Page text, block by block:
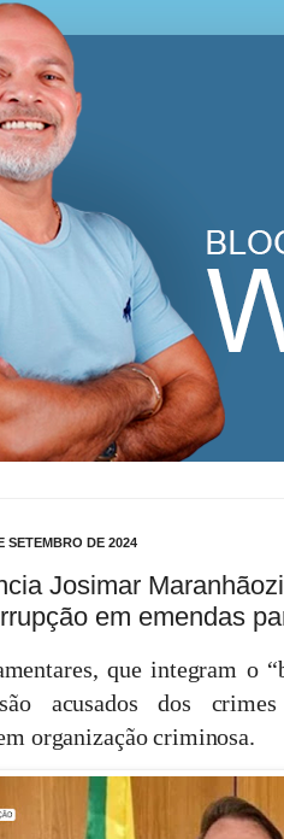
Wilton
SETEMBRO DE 2024
Josimar
em emendas
que integram o
acusados dos
organização criminosa.